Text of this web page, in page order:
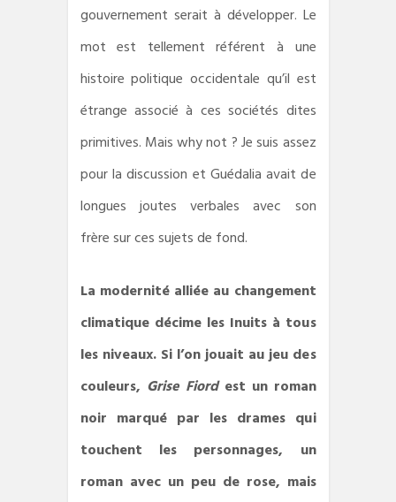
gouvernement serait à développer. Le
mot est tellement référent à une
histoire politique occidentale qu’il est
étrange associé à ces sociétés dites
primitives. Mais why not ? Je suis assez
pour la discussion et Guédalia avait de
longues joutes verbales avec son
frère sur ces sujets de fond.
La modernité alliée au changement
climatique décime les Inuits à tous
les niveaux. Si l’on jouait au jeu des
couleurs, Grise Fiordest un roman
noir marqué par les drames qui
touchent les personnages, un
roman avec un peu de rose, mais